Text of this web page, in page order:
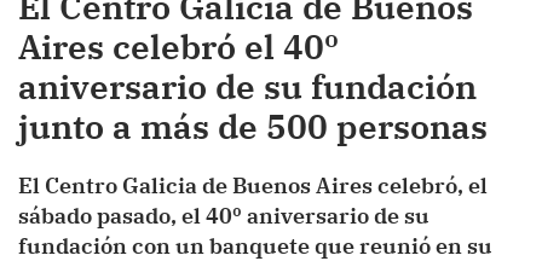
Aires celebró el 40º
aniversario de su fundación
junto a más de 500 personas
El Centro Galicia de Buenos Aires celebró, el
sábado pasado, el 40º aniversario de su
fundación con un banquete que reunió en su